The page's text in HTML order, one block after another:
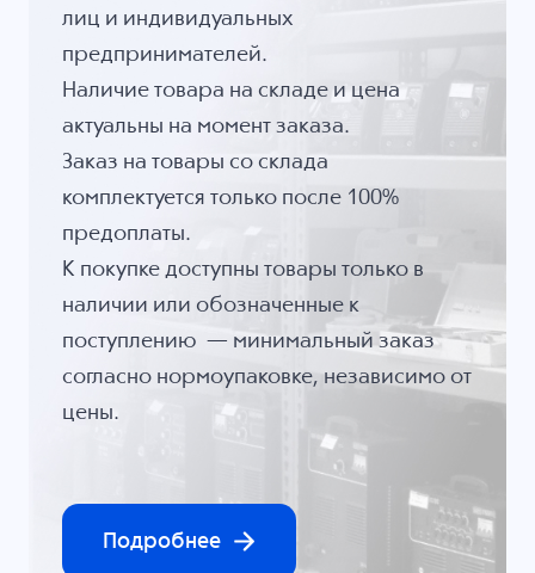
лиц и индивидуальных
предпринимателей.
Наличие товара на складе и цена
актуальны на момент заказа.
Заказ на товары со склада
комплектуется только после 100%
предоплаты.
К покупке доступны товары только в
наличии или обозначенные к
поступлению — минимальный заказ
согласно нормоупаковке, независимо от
цены.
Подробнее